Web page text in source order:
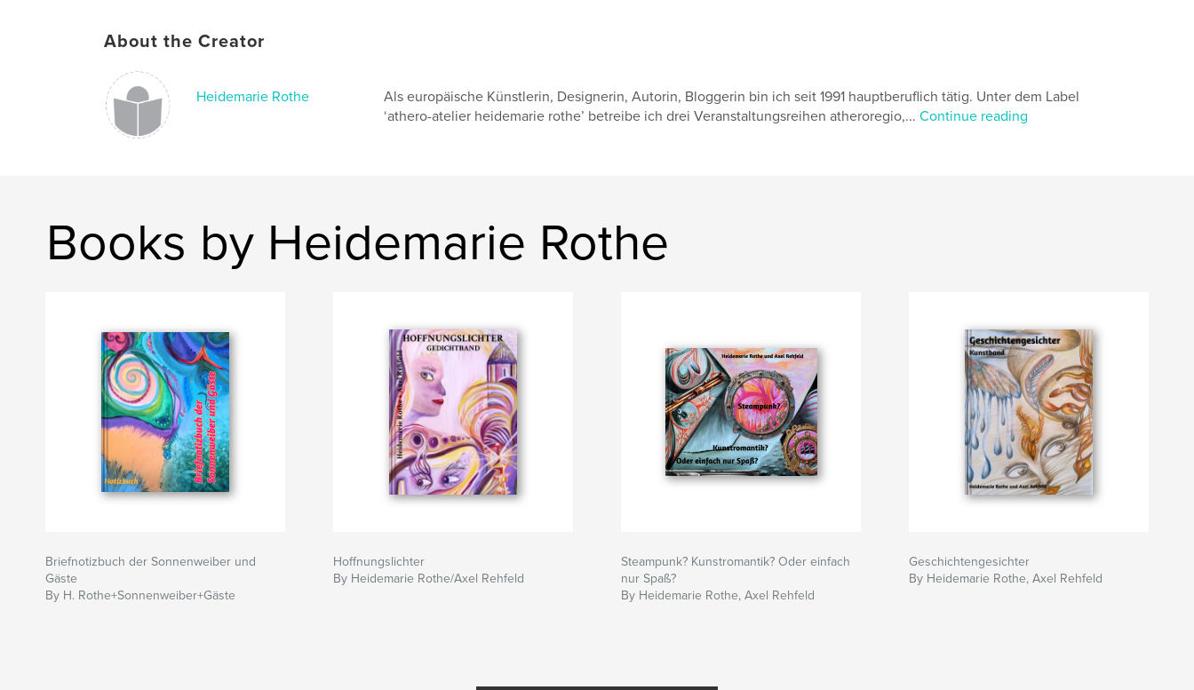
About the Creator
Heidemarie Rothe
Als europäische Künstlerin, Designerin, Autorin, Bloggerin bin ich seit 1991 hauptberuflich tätig. Unter dem Label
‘athero-atelier heidemarie rothe’ betreibe ich drei Veranstaltungsreihen atheroregio,... Continue reading
Books by Heidemarie Rothe
Briefnotizbuch der Sonnenweiber und
Gäste
By H. Rothe+Sonnenweiber+Gäste
Hoffnungslichter
By Heidemarie Rothe/Axel Rehfeld
Steampunk? Kunstromantik? Oder einfach
nur Spaß?
By Heidemarie Rothe, Axel Rehfeld
Geschichtengesichter
By Heidemarie Rothe, Axel Rehfeld